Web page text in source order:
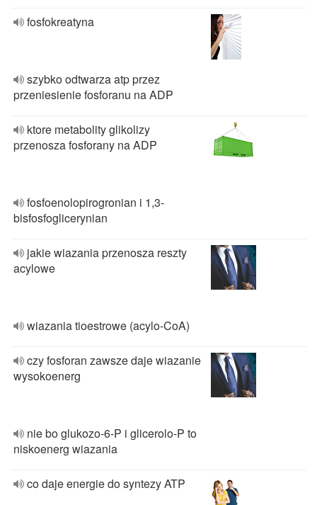
fosfokreatyna
szybko odtwarza atp przez
przeniesienie fosforanu na ADP
ktore metabolity glikolizy
przenosza fosforany na ADP
fosfoenolopirogronian i 1,3-
bisfosfoglicerynian
jakie wiazania przenosza reszty
acylowe
wiazania tioestrowe (acylo-CoA)
czy fosforan zawsze daje wiazanie
wysokoenerg
nie bo glukozo-6-P i glicerolo-P to
niskoenerg wiazania
co daje energie do syntezy ATP